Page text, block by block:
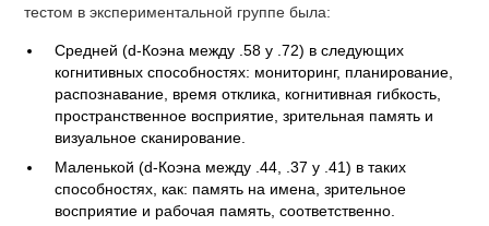
тестом в экспериментальной группе была:
Средней (d-Коэна между .58 y .72) в следующих
когнитивных способностях: мониторинг, планирование,
распознавание, время отклика, когнитивная гибкость,
пространственное восприятие, зрительная память и
визуальное сканирование.
Маленькой (d-Коэна между .44, .37 y .41) в таких
способностях, как: память на имена, зрительное
восприятие и рабочая память, соответственно.